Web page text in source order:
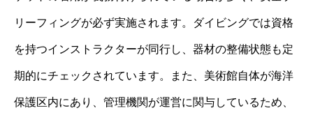
リーフィングが必ず実施されます。ダイビングでは資格
を持つインストラクターが同行し、器材の整備状態も定
期的にチェックされています。また、美術館自体が海洋
保護区内にあり、管理機関が運営に関与しているため、